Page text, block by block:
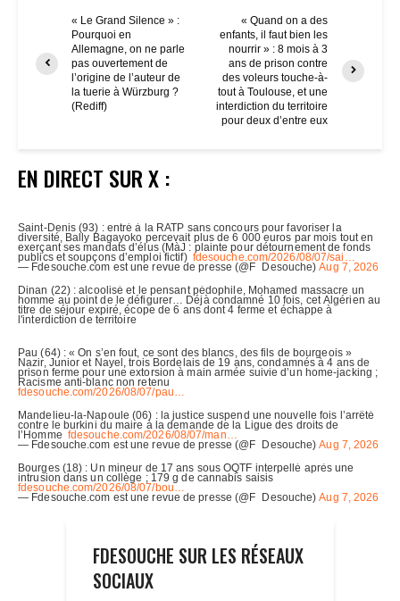
« Le Grand Silence » :
Pourquoi en
Allemagne, on ne parle
pas ouvertement de
l’origine de l’auteur de
la tuerie à Würzburg ?
(Rediff)
« Quand on a des
enfants, il faut bien les
nourrir » : 8 mois à 3
ans de prison contre
des voleurs touche-à-
tout à Toulouse, et une
interdiction du territoire
pour deux d’entre eux
EN DIRECT SUR X :
FDESOUCHE SUR LES RÉSEAUX
SOCIAUX